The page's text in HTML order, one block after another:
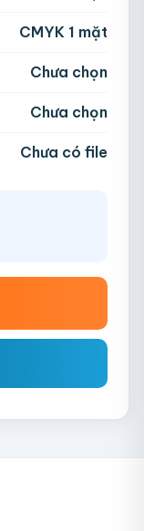
+ hộp
đa 50MB)
CMYK 1 mặt
Chưa chọn
Chưa chọn
Chưa có file